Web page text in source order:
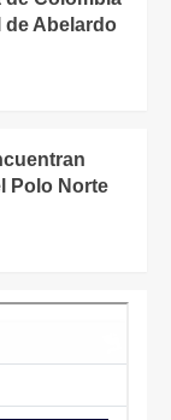
de Abelardo
Polo Norte